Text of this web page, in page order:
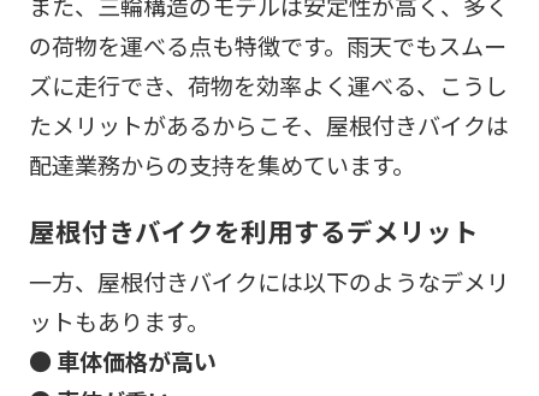
の荷物を運べる点も特徴です。雨天でもスムー
ズに走行でき、荷物を効率よく運べる、こうし
たメリットがあるからこそ、屋根付きバイクは
配達業務からの支持を集めています。
屋根付きバイクを利用するデメリット
一方、屋根付きバイクには以下のようなデメリ
ットもあります。
● 車体価格が高い